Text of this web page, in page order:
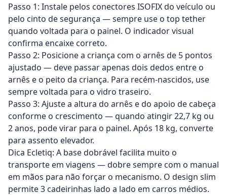
Passo 1: Instale pelos conectores ISOFIX do veículo ou
pelo cinto de segurança — sempre use o top tether
quando voltada para o painel. O indicador visual
confirma encaixe correto.
Passo 2: Posicione a criança com o arnês de 5 pontos
ajustado — deve passar apenas dois dedos entre o
arnês e o peito da criança. Para recém-nascidos, use
sempre voltada para o vidro traseiro.
Passo 3: Ajuste a altura do arnês e do apoio de cabeça
conforme o crescimento — quando atingir 22,7 kg ou
2 anos, pode virar para o painel. Após 18 kg, converte
para assento elevador.
Dica Ecletiq: A base dobrável facilita muito o
transporte em viagens — dobre sempre com o manual
em mãos para não forçar o mecanismo. O design slim
permite 3 cadeirinhas lado a lado em carros médios.